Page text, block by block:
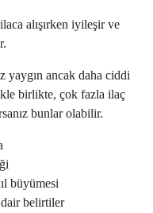
alışırken iyileşir ve
yaygın ancak daha ciddi
birlikte, çok fazla ilaç
bunlar olabilir.
büyümesi
belirtiler